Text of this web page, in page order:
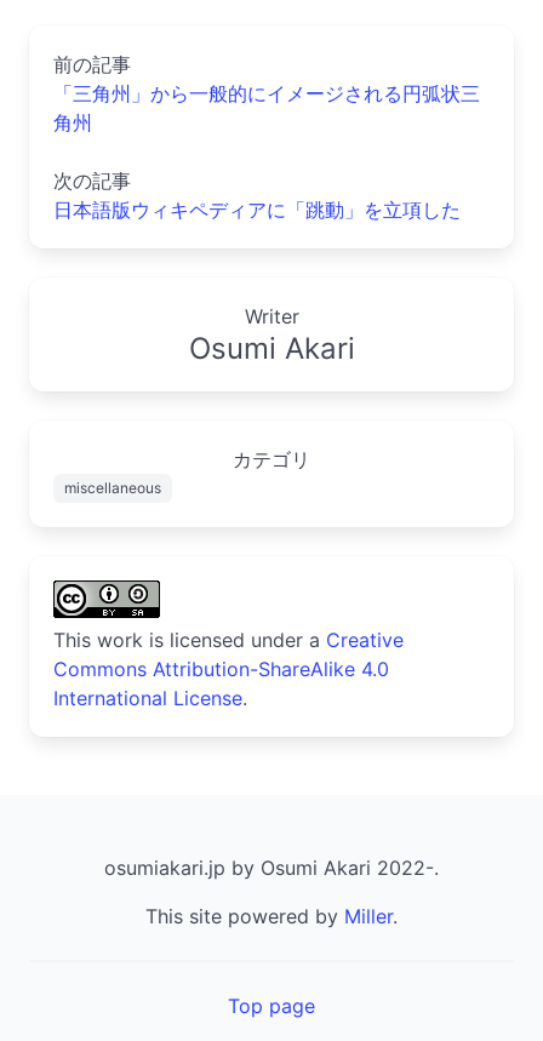
前の記事
「三角州」から一般的にイメージされる円弧状三
角州
次の記事
日本語版ウィキペディアに「跳動」を立項した
Writer
Osumi Akari
カテゴリ
miscellaneous
This work is licensed under a Creative
Commons Attribution-ShareAlike 4.0
International License.
osumiakari.jp by Osumi Akari 2022-.
This site powered by Miller.
Top page